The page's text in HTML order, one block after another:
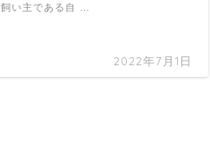
2022年7月1日
い主である自 …